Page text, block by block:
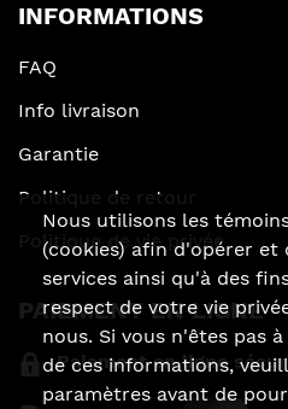
INFORMATIONS
FAQ
Info livraison
Garantie
Politique de retour
Politique de vie privée
PAIEMENT EN LIGNE
Paiement en ligne
Nous utilisons les
(cookies) afin d'opérer et
services ainsi qu'à des
respect de votre vie
nous. Si vous n'êtes pas
de ces informations,
paramètres avant de